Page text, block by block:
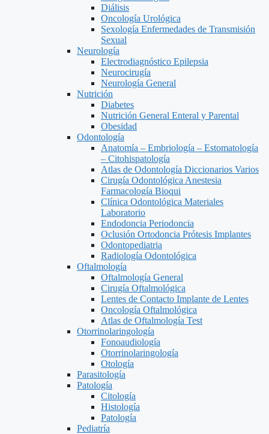
Diálisis
Oncología Urológica
Sexología Enfermedades de Transmisión
Sexual
Neurología
Electrodiagnóstico Epilepsia
Neurocirugía
Neurología General
Nutrición
Diabetes
Nutrición General Enteral y Parental
Obesidad
Odontología
Anatomía – Embriología – Estomatología
– Citohispatología
Atlas de Odontología Diccionarios Varios
Cirugía Odontológica Anestesia
Farmacología Bioqui
Clínica Odontológica Materiales
Laboratorio
Endodoncia Periodoncia
Oclusión Ortodoncia Prótesis Implantes
Odontopediatria
Radiología Odontológica
Oftalmología
Oftalmología General
Cirugía Oftalmológica
Lentes de Contacto Implante de Lentes
Oncología Oftalmológica
Atlas de Oftalmología Test
Otorrinolaringología
Fonoaudiología
Otorrinolaringología
Otología
Parasitología
Patología
Citología
Histología
Patología
Pediatría